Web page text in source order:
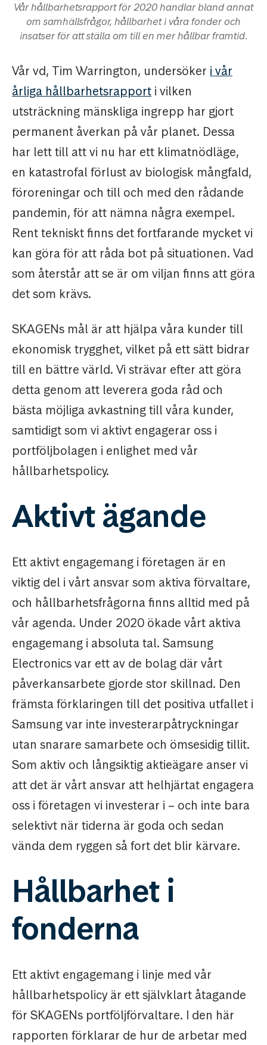
Vår hållbarhetsrapport för 2020 handlar bland annat
om samhällsfrågor, hållbarhet i våra fonder och
insatser för att ställa om till en mer hållbar framtid.
Vår vd, Tim Warrington, undersöker i vår
årliga hållbarhetsrapport i vilken
utsträckning mänskliga ingrepp har gjort
permanent åverkan på vår planet. Dessa
har lett till att vi nu har ett klimatnödläge,
en katastrofal förlust av biologisk mångfald,
föroreningar och till och med den rådande
pandemin, för att nämna några exempel.
Rent tekniskt finns det fortfarande mycket vi
kan göra för att råda bot på situationen. Vad
som återstår att se är om viljan finns att göra
det som krävs.
SKAGENs mål är att hjälpa våra kunder till
ekonomisk trygghet, vilket på ett sätt bidrar
till en bättre värld. Vi strävar efter att göra
detta genom att leverera goda råd och
bästa möjliga avkastning till våra kunder,
samtidigt som vi aktivt engagerar oss i
portföljbolagen i enlighet med vår
hållbarhetspolicy.
Aktivt ägande
Ett aktivt engagemang i företagen är en
viktig del i vårt ansvar som aktiva förvaltare,
och hållbarhetsfrågorna finns alltid med på
vår agenda. Under 2020 ökade vårt aktiva
engagemang i absoluta tal. Samsung
Electronics var ett av de bolag där vårt
påverkansarbete gjorde stor skillnad. Den
främsta förklaringen till det positiva utfallet i
Samsung var inte investerarpåtryckningar
utan snarare samarbete och ömsesidig tillit.
Som aktiv och långsiktig aktieägare anser vi
att det är vårt ansvar att helhjärtat engagera
oss i företagen vi investerar i – och inte bara
selektivt när tiderna är goda och sedan
vända dem ryggen så fort det blir kärvare.
Hållbarhet i
fonderna
Ett aktivt engagemang i linje med vår
hållbarhetspolicy är ett självklart åtagande
för SKAGENs portföljförvaltare. I den här
rapporten förklarar de hur de arbetar med